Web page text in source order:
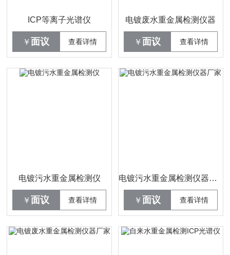
ICP等离子光谱仪
￥ 面议 查看详情
电镀废水重金属检测仪器
￥ 面议 查看详情
电镀污水重金属检测仪
￥ 面议 查看详情
电镀污水重金属检测仪器厂家
￥ 面议 查看详情